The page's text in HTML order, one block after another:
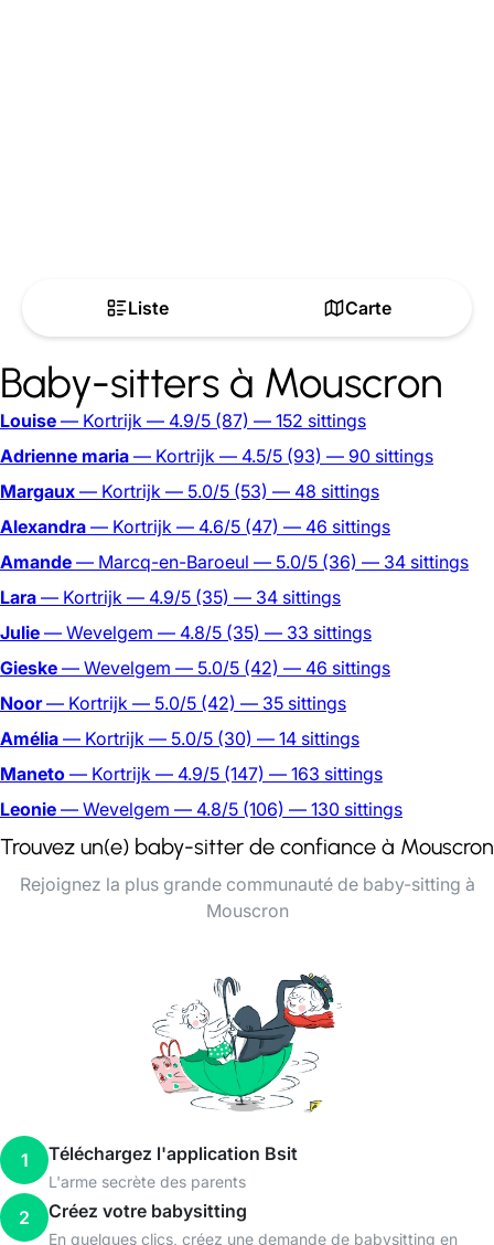
Liste Carte
Baby-sitters à Mouscron
Louise — Kortrijk — 4.9/5 (87) — 152 sittings
Adrienne maria — Kortrijk — 4.5/5 (93) — 90 sittings
Margaux — Kortrijk — 5.0/5 (53) — 48 sittings
Alexandra — Kortrijk — 4.6/5 (47) — 46 sittings
Amande — Marcq-en-Baroeul — 5.0/5 (36) — 34 sittings
Lara — Kortrijk — 4.9/5 (35) — 34 sittings
Julie — Wevelgem — 4.8/5 (35) — 33 sittings
Gieske — Wevelgem — 5.0/5 (42) — 46 sittings
Noor— Kortrijk — 5.0/5 (42) — 35 sittings
Amélia — Kortrijk — 5.0/5 (30) — 14 sittings
Maneto — Kortrijk — 4.9/5 (147) — 163 sittings
Leonie — Wevelgem — 4.8/5 (106) — 130 sittings
Trouvez un(e) baby-sitter de confiance à Mouscron
Rejoignez la plus grande communauté de baby-sitting à
Mouscron
1 Téléchargez l'application Bsit
L'arme secrète des parents
2 Créez votre babysitting
En quelques clics, créez une demande de babysitting en